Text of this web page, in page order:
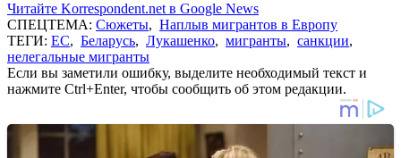
Читайте Korrespondent.net в Google News
СПЕЦТЕМА: Сюжеты, Наплыв мигрантов в Европу
ТЕГИ: ЕС, Беларусь, Лукашенко, мигранты, санкции,
нелегальные мигранты
Если вы заметили ошибку, выделите необходимый текст и
нажмите Ctrl+Enter, чтобы сообщить об этом редакции.